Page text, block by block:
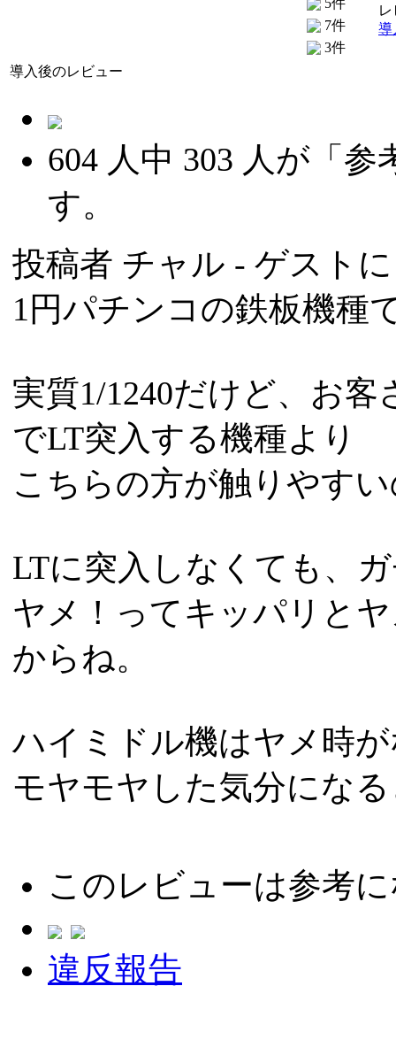
7件
3件
導
導入後のレビュー
604 人中 303 人が「参
す。
投稿者 チャル - ゲスト
1円パチンコの鉄板機種
実質1/1240だけど、お客
でLT突入する機種より
こちらの方が触りやす
LTに突入しなくても、
ヤメ！ってキッパリと
からね。
ハイミドル機はヤメ時
モヤモヤした気分にな
このレビューは参考
違反報告